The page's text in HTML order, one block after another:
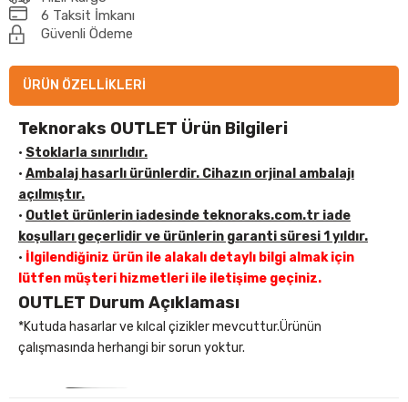
6 Taksit İmkanı
Güvenli Ödeme
ÜRÜN ÖZELLIKLERI
Teknoraks OUTLET Ürün Bilgileri
• Stoklarla sınırlıdır.
• Ambalaj hasarlı ürünlerdir. Cihazın orjinal ambalajı
açılmıştır.
• Outlet ürünlerin iadesinde teknoraks.com.tr iade
koşulları geçerlidir ve ürünlerin garanti süresi 1 yıldır.
• İlgilendiğiniz ürün ile alakalı detaylı bilgi almak için
lütfen müşteri hizmetleri ile iletişime geçiniz.
OUTLET Durum Açıklaması
*Kutuda hasarlar ve kılcal çizikler mevcuttur.Ürünün
çalışmasında herhangi bir sorun yoktur.